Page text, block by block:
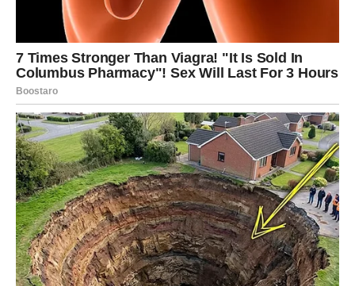
osećala da se dešava u tišini, sada je bilo pred njenim
očima unajgnusnijem obliku
Ali nije bila tu da ga konfrontira.Ostala je mirna, ali unutra su
bile godine potisnute emocije koje su izlazile na površinu.
plakala, ali nije ni imala snage da se bori. Umesto toga,
povukla je decu i otišla u apartman, sedeći satima u tišini,
pokušavajući da shvati šta se zapravo dogodilo. Do tog
trenutka je bila sigurna u svoju ljubav, u svoju porodicu. Sada
je sve izgledalobesmisleno.